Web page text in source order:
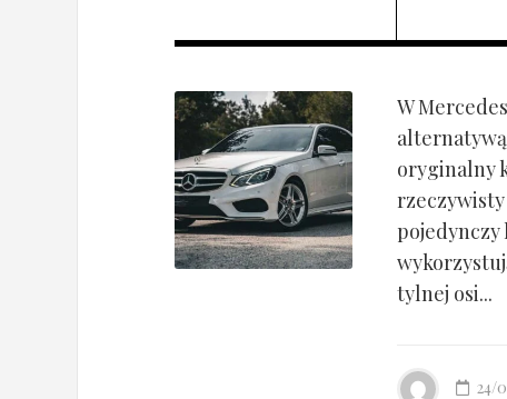
W
oryginalny
pojedynczy
tylnej osi...
24/